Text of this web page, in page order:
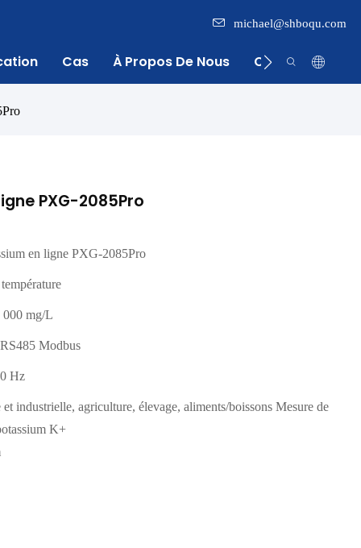
michael@shboqu.com
Cas À Propos De Nous Centre
PXG-2085Pro
en ligne PXG-2085Pro
000 mg/L
Modbus
Hz
industrielle, agriculture, élevage, aliments/boissons Mesure de
K+